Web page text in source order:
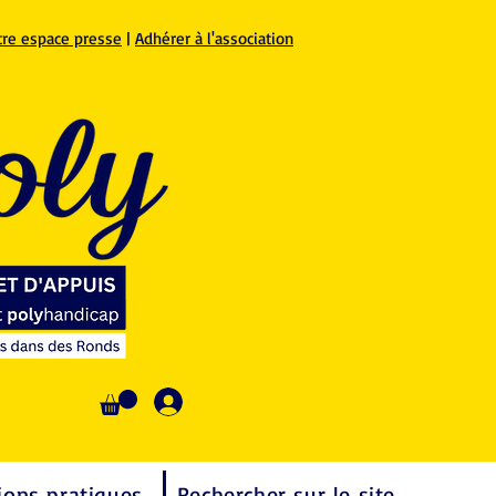
espace presse | Adhérer à l'association